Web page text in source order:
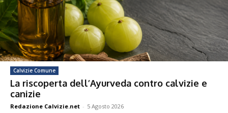
Calvizie Comune
La riscoperta dell’Ayurveda contro calvizie e
canizie
Redazione Calvizie.net - 5 Agosto 2026